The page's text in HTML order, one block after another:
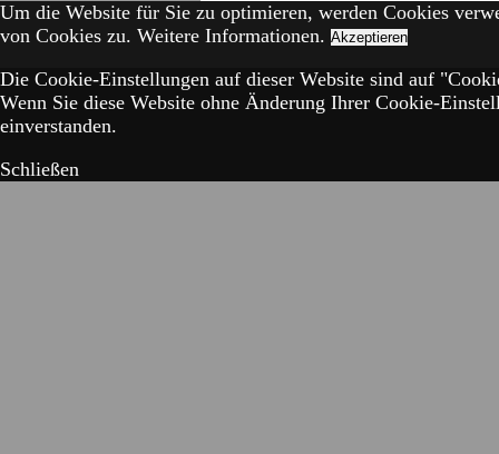
Um die Website für Sie zu optimieren, werden Cookies
von Cookies zu. Weitere Informationen. Akzeptieren
Die Cookie-Einstellungen auf dieser Website sind auf
Wenn Sie diese Website ohne Änderung Ihrer Cookie-
einverstanden.
Schließen